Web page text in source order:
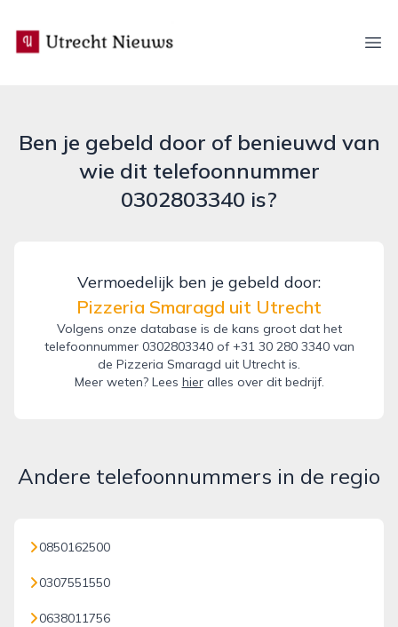
utrecht-nieuws.nl
Ben je gebeld door of benieuwd van
wie dit telefoonnummer
0302803340 is?
Vermoedelijk ben je gebeld door:
Pizzeria Smaragd uit Utrecht
Volgens onze database is de kans groot dat het
telefoonnummer 0302803340 of +31 30 280 3340 van
de Pizzeria Smaragd uit Utrecht is.
Meer weten? Lees hieralles over dit bedrijf.
Andere telefoonnummers in de regio
0850162500
0307551550
0638011756